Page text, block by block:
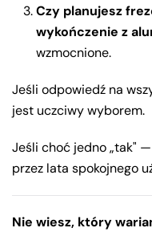
Czy planujesz
wykończenie z
wzmocnione.
Jeśli odpowiedź na
jest uczciwy wyborem.
Jeśli choć jedno „tak"
przez lata spokojnego
Nie wiesz, który